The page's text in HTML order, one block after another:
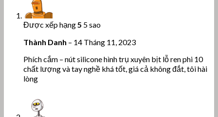
Được xếp hạng 5 5 sao
Thành Danh – 14 Tháng 11, 2023
Phích cắm – nút silicone hình trụ xuyên bịt lỗ ren phi 10
chất lượng và tay nghề khá tốt, giá cả không đắt, tôi hài
lòng